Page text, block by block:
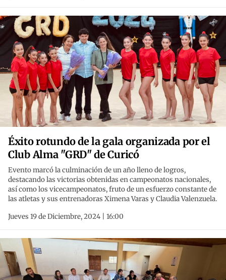
Éxito rotundo de la gala organizada por el
Club Alma "GRD" de Curicó
Evento marcó la culminación de un año lleno de logros,
destacando las victorias obtenidas en campeonatos nacionales,
así como los vicecampeonatos, fruto de un esfuerzo constante de
las atletas y sus entrenadoras Ximena Varas y Claudia Valenzuela.
Jueves 19 de Diciembre, 2024 | 16:00